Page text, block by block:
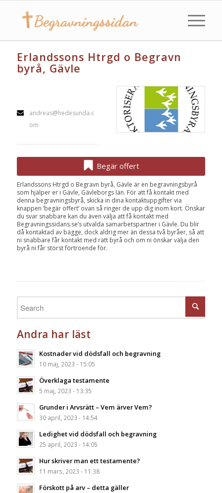
Erlandssons Htrgd o Begravn
byrå, Gävle
andreas@hedesunda.c
om
Begär offert
Erlandssons Htrgd o Begravn byrå, Gävle är en begravningsbyrå
som hjälper er i Gävle, Gävleborgs län. För att få kontakt med
denna begravningsbyrå, skicka in dina kontaktuppgifter via
knappen ’begär offert’ ovan så ringer de upp dig inom kort. Önskar
du svar snabbare kan du även välja att få kontakt med
Begravningssidans.se’s utvalda samarbetspartner i Gävle. Du blir
då kontaktad av bägge, dock aldrig mer än dessa två byråer, så att
ni snabbare får kontakt med rätt byrå och om ni önskar välja den
byrå ni får störst förtroende för.
Andra har läst
Kostnader vid dödsfall och begravning
10 maj, 2023 - 15:05
Överklaga testamente
5 maj, 2023 - 13:35
Grunder i Arvsrätt – Vem ärver Vem?
30 april, 2023 - 14:54
Ledighet vid dödsfall och begravning
25 april, 2023 - 14:05
Hur skriver man ett testamente?
11 mars, 2023 - 11:38
Förskott på arv – detta gäller